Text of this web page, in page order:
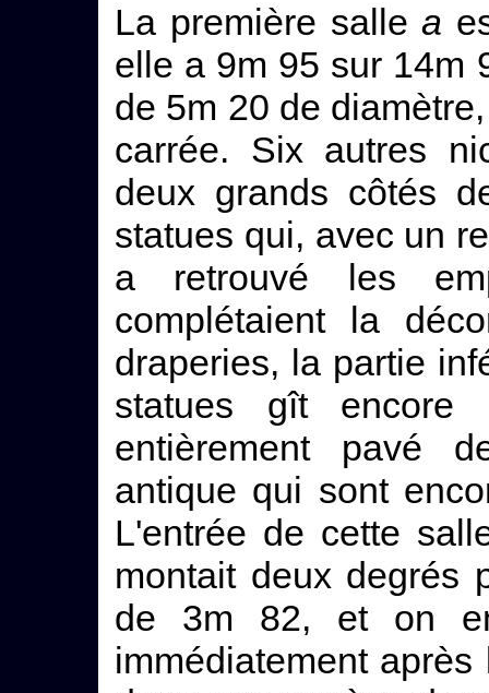
La première sallea
elle a 9m 95 sur 14m
de 5m 20 de
carrée. Six autres
deux grands côtés
statues qui, avec un
a retrouvé les
complétaient la
draperies, la partie
statues gît
entièrement pavé
antique qui sont
L'entrée de cette
montait deux degrés
de 3m 82, et on
immédiatement